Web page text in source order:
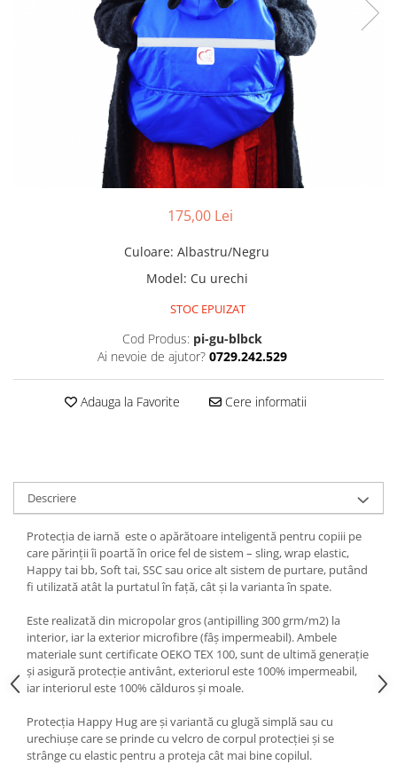
Pălării de Soare
175,00 Lei
Culoare: Albastru/Negru
Model: Cu urechi
STOC EPUIZAT
Cod Produs: pi-gu-blbck
Ai nevoie de ajutor? 0729.242.529
Adauga la Favorite Cere informatii
Descriere
Protecția de iarnă este o apărătoare inteligentă pentru copiii pe
care părinții îi poartă în orice fel de sistem – sling, wrap elastic,
Happy tai bb, Soft tai, SSC sau orice alt sistem de purtare, putând
fi utilizată atât la purtatul în față, cât și la varianta în spate.
Este realizată din micropolar gros (antipilling 300 grm/m2) la
interior, iar la exterior microfibre (fâș impermeabil). Ambele
materiale sunt certificate OEKO TEX 100, sunt de ultimă generație
și asigură protecție antivânt, exteriorul este 100% impermeabil,
iar interiorul este 100% călduros și moale.
Protecția Happy Hug are și variantă cu glugă simplă sau cu
urechiușe care se prinde cu velcro de corpul protecției și se
strânge cu elastic pentru a proteja cât mai bine copilul.